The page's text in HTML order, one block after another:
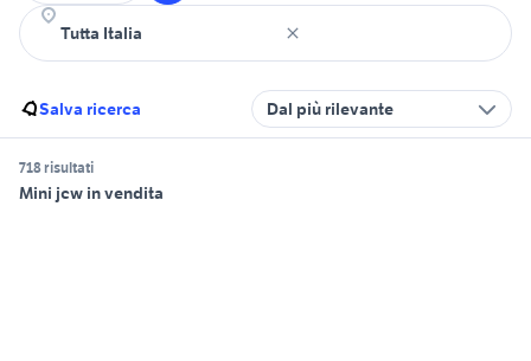
Salva ricerca Dal più rilevante
718 risultati
Mini jcw in vendita